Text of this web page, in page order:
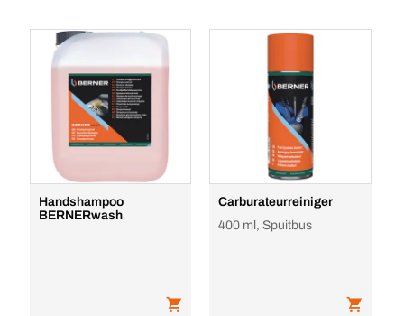
Handshampoo
BERNERwash
Carburateurreiniger
400 ml, Spuitbus